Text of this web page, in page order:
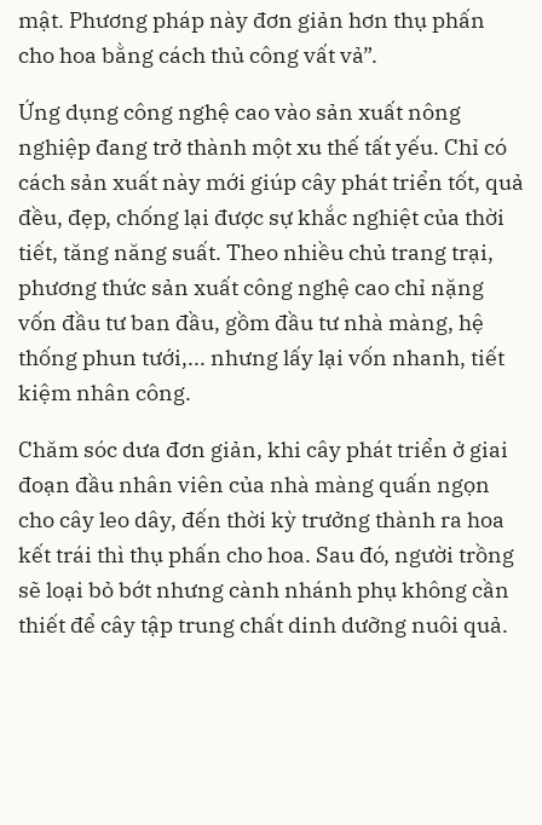
mật. Phương pháp này đơn giản hơn thụ phấn
cho hoa bằng cách thủ công vất vả”.
Ứng dụng công nghệ cao vào sản xuất nông
nghiệp đang trở thành một xu thế tất yếu. Chỉ có
cách sản xuất này mới giúp cây phát triển tốt, quả
đều, đẹp, chống lại được sự khắc nghiệt của thời
tiết, tăng năng suất. Theo nhiều chủ trang trại,
phương thức sản xuất công nghệ cao chỉ nặng
vốn đầu tư ban đầu, gồm đầu tư nhà màng, hệ
thống phun tưới,... nhưng lấy lại vốn nhanh, tiết
kiệm nhân công.
Chăm sóc dưa đơn giản, khi cây phát triển ở giai
đoạn đầu nhân viên của nhà màng quấn ngọn
cho cây leo dây, đến thời kỳ trưởng thành ra hoa
kết trái thì thụ phấn cho hoa. Sau đó, người trồng
sẽ loại bỏ bớt nhưng cành nhánh phụ không cần
thiết để cây tập trung chất dinh dưỡng nuôi quả.